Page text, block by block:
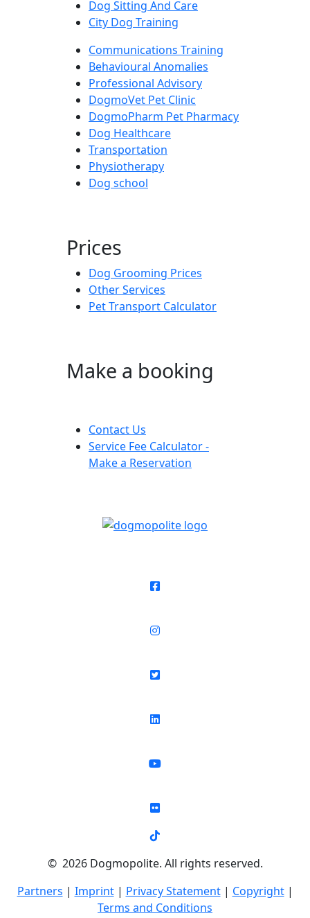
Dog Sitting And Care
City Dog Training
Communications Training
Behavioural Anomalies
Professional Advisory
DogmoVet Pet Clinic
DogmoPharm Pet Pharmacy
Dog Healthcare
Transportation
Physiotherapy
Dog school
Prices
Dog Grooming Prices
Other Services
Pet Transport Calculator
Make a booking
Contact Us
Service Fee Calculator -
Make a Reservation
© 2026 Dogmopolite. All rights reserved.
Partners | Imprint| Privacy Statement| Copyright|
Terms and Conditions